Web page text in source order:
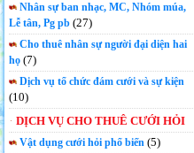
Nhân sự ban nhạc, MC, Nhóm múa,
Lễ tân, Pg pb (27)
Cho thuê nhân sự người đại diện hai
họ (7)
Dịch vụ tổ chức đám cưới và sự kiện
(10)
DỊCH VỤ CHO THUÊ CƯỚI HỎI
Vật dụng cưới hỏi phổ biến (5)